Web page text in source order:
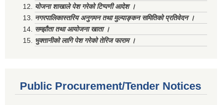
योजना शाखाले पेश गरेको टिप्पणी आदेश ।
नगरपालिकास्तरिय अनुगमन तथा मुल्याङ्कन समितिको प्रतिवेदन ।
सम्झौता तथा आयोजना खाता ।
भुक्तानीको लागि पेश गरेको तेरिज फाराम ।
Public Procurement/Tender Notices